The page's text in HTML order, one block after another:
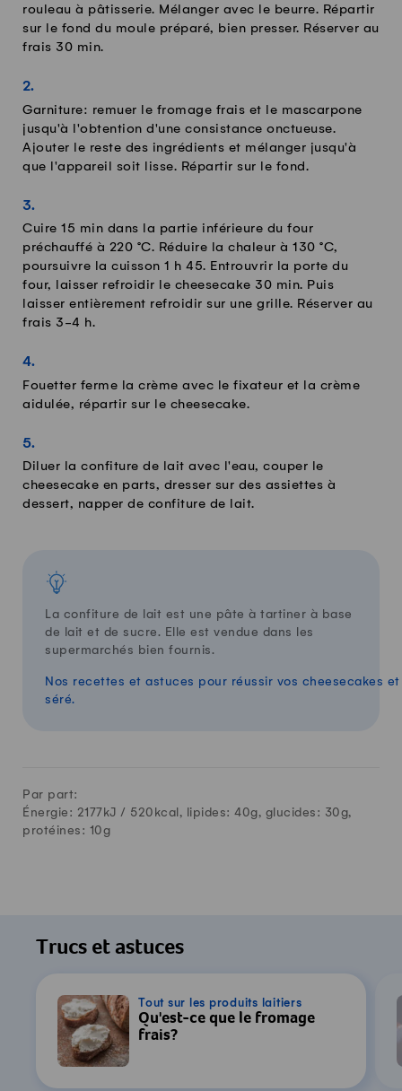
rouleau à pâtisserie. Mélanger avec le beurre. Répartir
sur le fond du moule préparé, bien presser. Réserver au
frais 30 min.
Garniture: remuer le fromage frais et le mascarpone
jusqu'à l'obtention d'une consistance onctueuse.
Ajouter le reste des ingrédients et mélanger jusqu'à
que l'appareil soit lisse. Répartir sur le fond.
Cuire 15 min dans la partie inférieure du four
préchauffé à 220 °C. Réduire la chaleur à 130 °C,
poursuivre la cuisson 1 h 45. Entrouvrir la porte du
four, laisser refroidir le cheesecake 30 min. Puis
laisser entièrement refroidir sur une grille. Réserver au
frais 3-4 h.
Fouetter ferme la crème avec le fixateur et la crème
aidulée, répartir sur le cheesecake.
Diluer la confiture de lait avec l'eau, couper le
cheesecake en parts, dresser sur des assiettes à
dessert, napper de confiture de lait.
La confiture de lait est une pâte à tartiner à base
de lait et de sucre. Elle est vendue dans les
supermarchés bien fournis.
Nos recettes et astuces pour réussir vos cheesecakes
séré.
Par part:
Énergie: 2177kJ / 520 kcal, lipides: 40g, glucides: 30g,
protéines: 10g
Trucs et astuces
Tout sur les produits laitiers
Qu'est-ce que le fromage
frais?